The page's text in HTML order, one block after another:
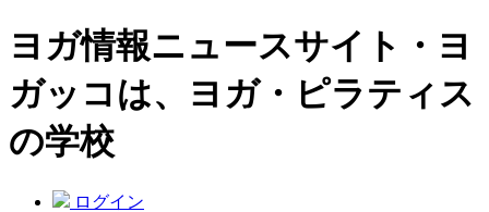
ヨガ情報ニュースサイト・ヨ
ガッコは、ヨガ・ピラティス
の学校
ログイン